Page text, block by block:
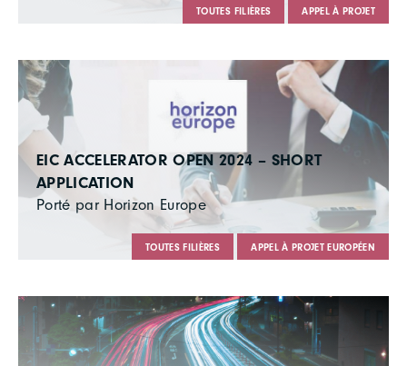
TOUTES FILIÈRES APPEL À PROJET
EIC ACCELERATOR OPEN 2024 – SHORT
APPLICATION
Porté par Horizon Europe
TOUTES FILIÈRES APPEL À PROJET EUROPÉEN